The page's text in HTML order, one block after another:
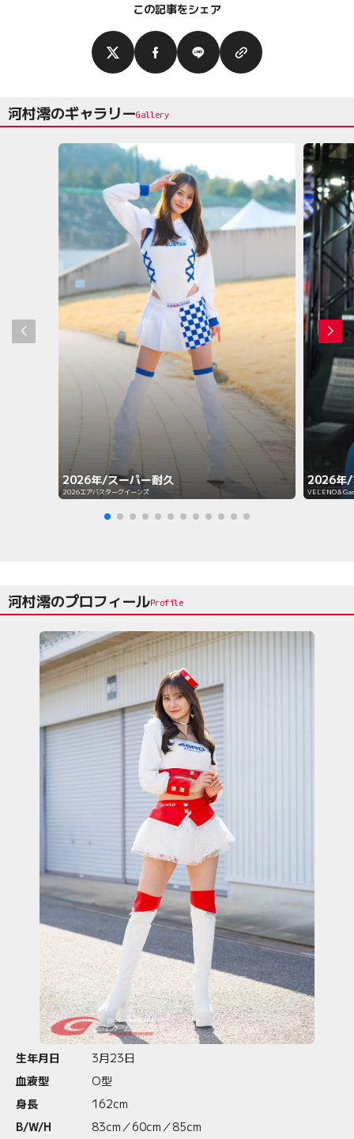
この記事をシェア
河村澪のギャラリー
2026年/スーパー耐久
2026エアバスタークイーンズ
2026年/
VELENO＆
河村澪のプロフィール
生年月日
3月23日
血液型
O型
身長
162cm
B/W/H
83cm／60cm／85cm